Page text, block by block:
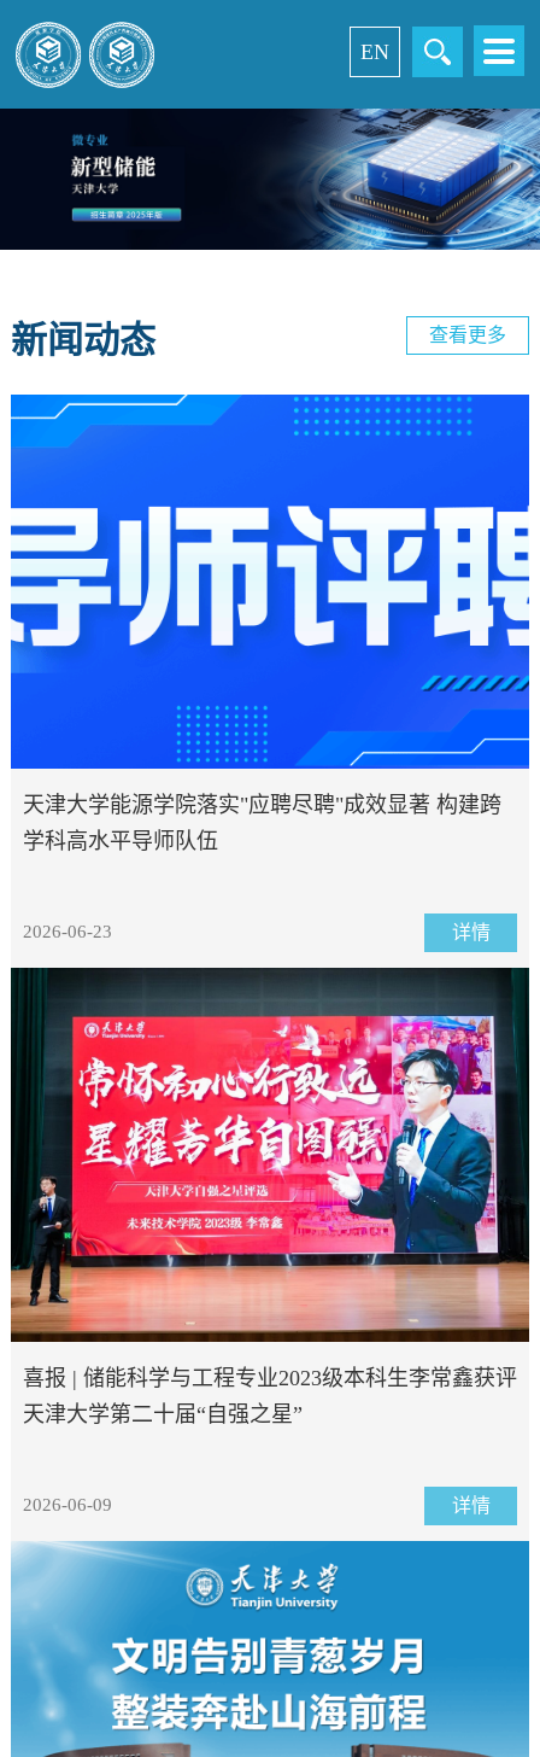
EN
新闻动态 查看更多
天津大学能源学院落实"应聘尽聘"成效显著 构建跨
学科高水平导师队伍
2026-06-23 详情
喜报 | 储能科学与工程专业2023级本科生李常鑫获评
天津大学第二十届“自强之星”
2026-06-09 详情